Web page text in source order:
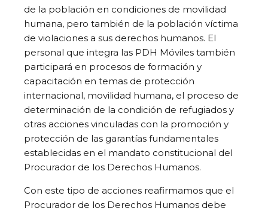
de la población en condiciones de movilidad
humana, pero también de la población víctima
de violaciones a sus derechos humanos. El
personal que integra las PDH Móviles también
participará en procesos de formación y
capacitación en temas de protección
internacional, movilidad humana, el proceso de
determinación de la condición de refugiados y
otras acciones vinculadas con la promoción y
protección de las garantías fundamentales
establecidas en el mandato constitucional del
Procurador de los Derechos Humanos.
Con este tipo de acciones reafirmamos que el
Procurador de los Derechos Humanos debe